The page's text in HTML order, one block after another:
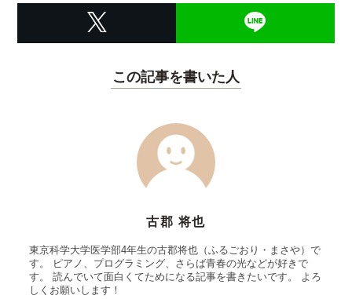
この記事を書いた人
古郡 将也
東京科学大学医学部4年生の古郡将也（ふるごおり・まさや）で
す。 ピアノ、プログラミング、さらば青春の光などが好きで
す。 読んでいて面白くてためになる記事を書きたいです。 よろ
しくお願いします！